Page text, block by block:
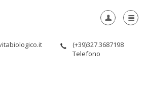
(+39)327.3687198
Telefono